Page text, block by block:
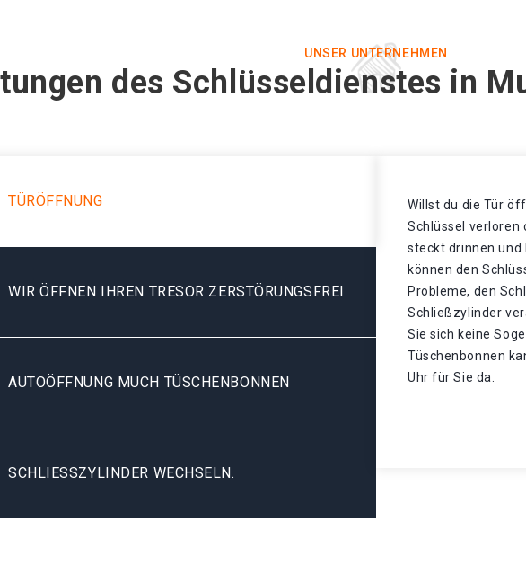
UNSER UNTERNEHMEN
des Schlüsseldienstes in
TÜRÖFFNUNG
WIR ÖFFNEN IHREN TRESOR ZERSTÖRUNGSFREI
AUTOÖFFNUNG MUCH TÜSCHENBONNEN
SCHLIESSZYLINDER WECHSELN.
Willst du die Tür
Schlüssel verloren
steckt drinnen und
können den
Probleme, den
Schließzylinder
Sie sich keine
Tüschenbonnen
Uhr für Sie da.